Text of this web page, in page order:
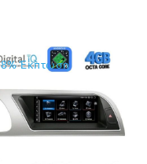
8% Έκπτωση